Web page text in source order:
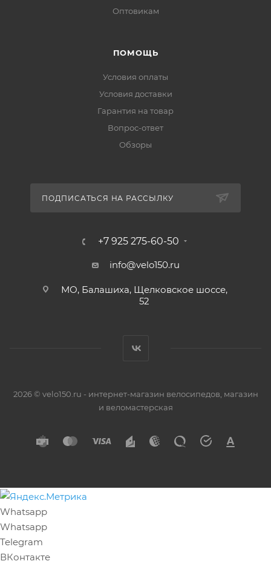
Оптовикам
ПОМОЩЬ
Условия оплаты
Условия доставки
Гарантия на товар
Вопрос-ответ
Обзоры
ПОДПИСАТЬСЯ НА РАССЫЛКУ
+7 925 275-60-50
info@velo150.ru
МО, Балашиха, Щелковское шоссе,
52
2026 © velo150.ru - интернет-магазин велосипедов, магазин
и веломастерская
Whatsapp
Whatsapp
Telegram
ВКонтакте